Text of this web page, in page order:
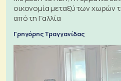
οικονομία μεταξύ των χωρών
από τη Γαλλία
Γρηγόρης Τραγγανίδας